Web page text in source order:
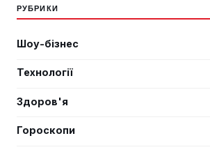
РУБРИКИ
Шоу-бізнес
Технології
Здоров'я
Гороскопи